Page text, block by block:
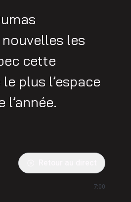
les
cette
plus l’espace
7:00